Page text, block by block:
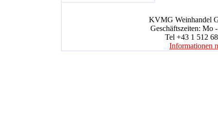
KVMG Weinhandel
Geschäftszeiten: Mo
Tel +43 1 512
Informationen